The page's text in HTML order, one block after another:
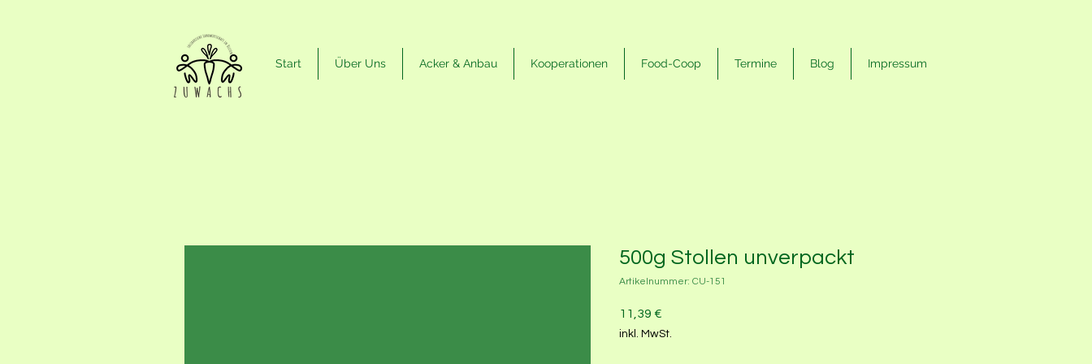
Start Über Uns Acker & Anbau Kooperationen Food-Coop Termine Blog Impressum
500g Stollen unverpackt
Artikelnummer: CU-151
11,39 €
inkl. MwSt.